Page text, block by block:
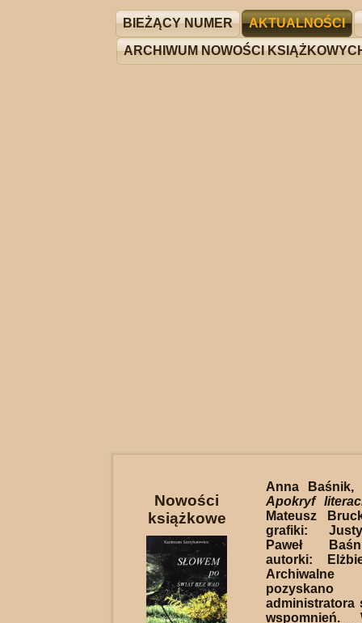
BIEŻĄCY NUMER AKTUALNOŚCI
ARCHIWUM NOWOŚCI
Nowości
książkowe
Anna
Apokryf
Mateusz
grafiki:
Paweł
autorki:
administratora
wspomnień.